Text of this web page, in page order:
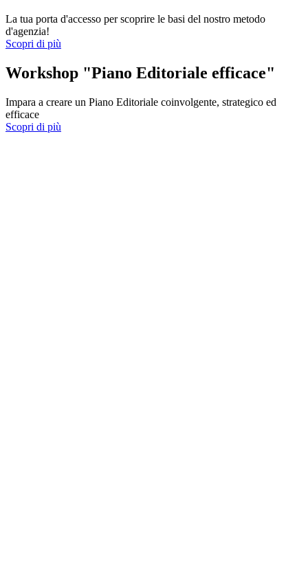
La tua porta d'accesso per scoprire le basi del nostro metodo
d'agenzia!
Scopri di più
Workshop "Piano Editoriale efficace"
Impara a creare un Piano Editoriale coinvolgente, strategico ed
efficace
Scopri di più